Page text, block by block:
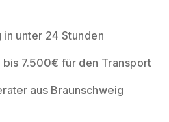
unter 24 Stunden
7.500€ für den Transport
aus Braunschweig